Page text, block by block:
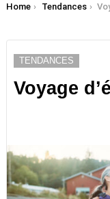
You are here:
Home Tendances
TENDANCES
Voyage